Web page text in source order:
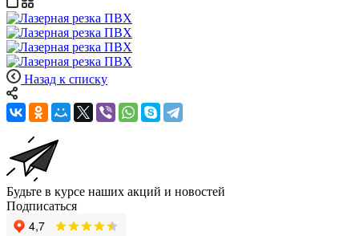
Назад к списку
Будьте в курсе наших акций и новостей
Подписаться